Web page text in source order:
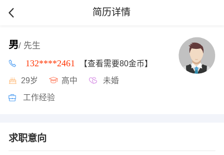
简历详情
男/ 先生
132****2461 【查看需要80金币】
29岁 高中 未婚
工作经验
求职意向